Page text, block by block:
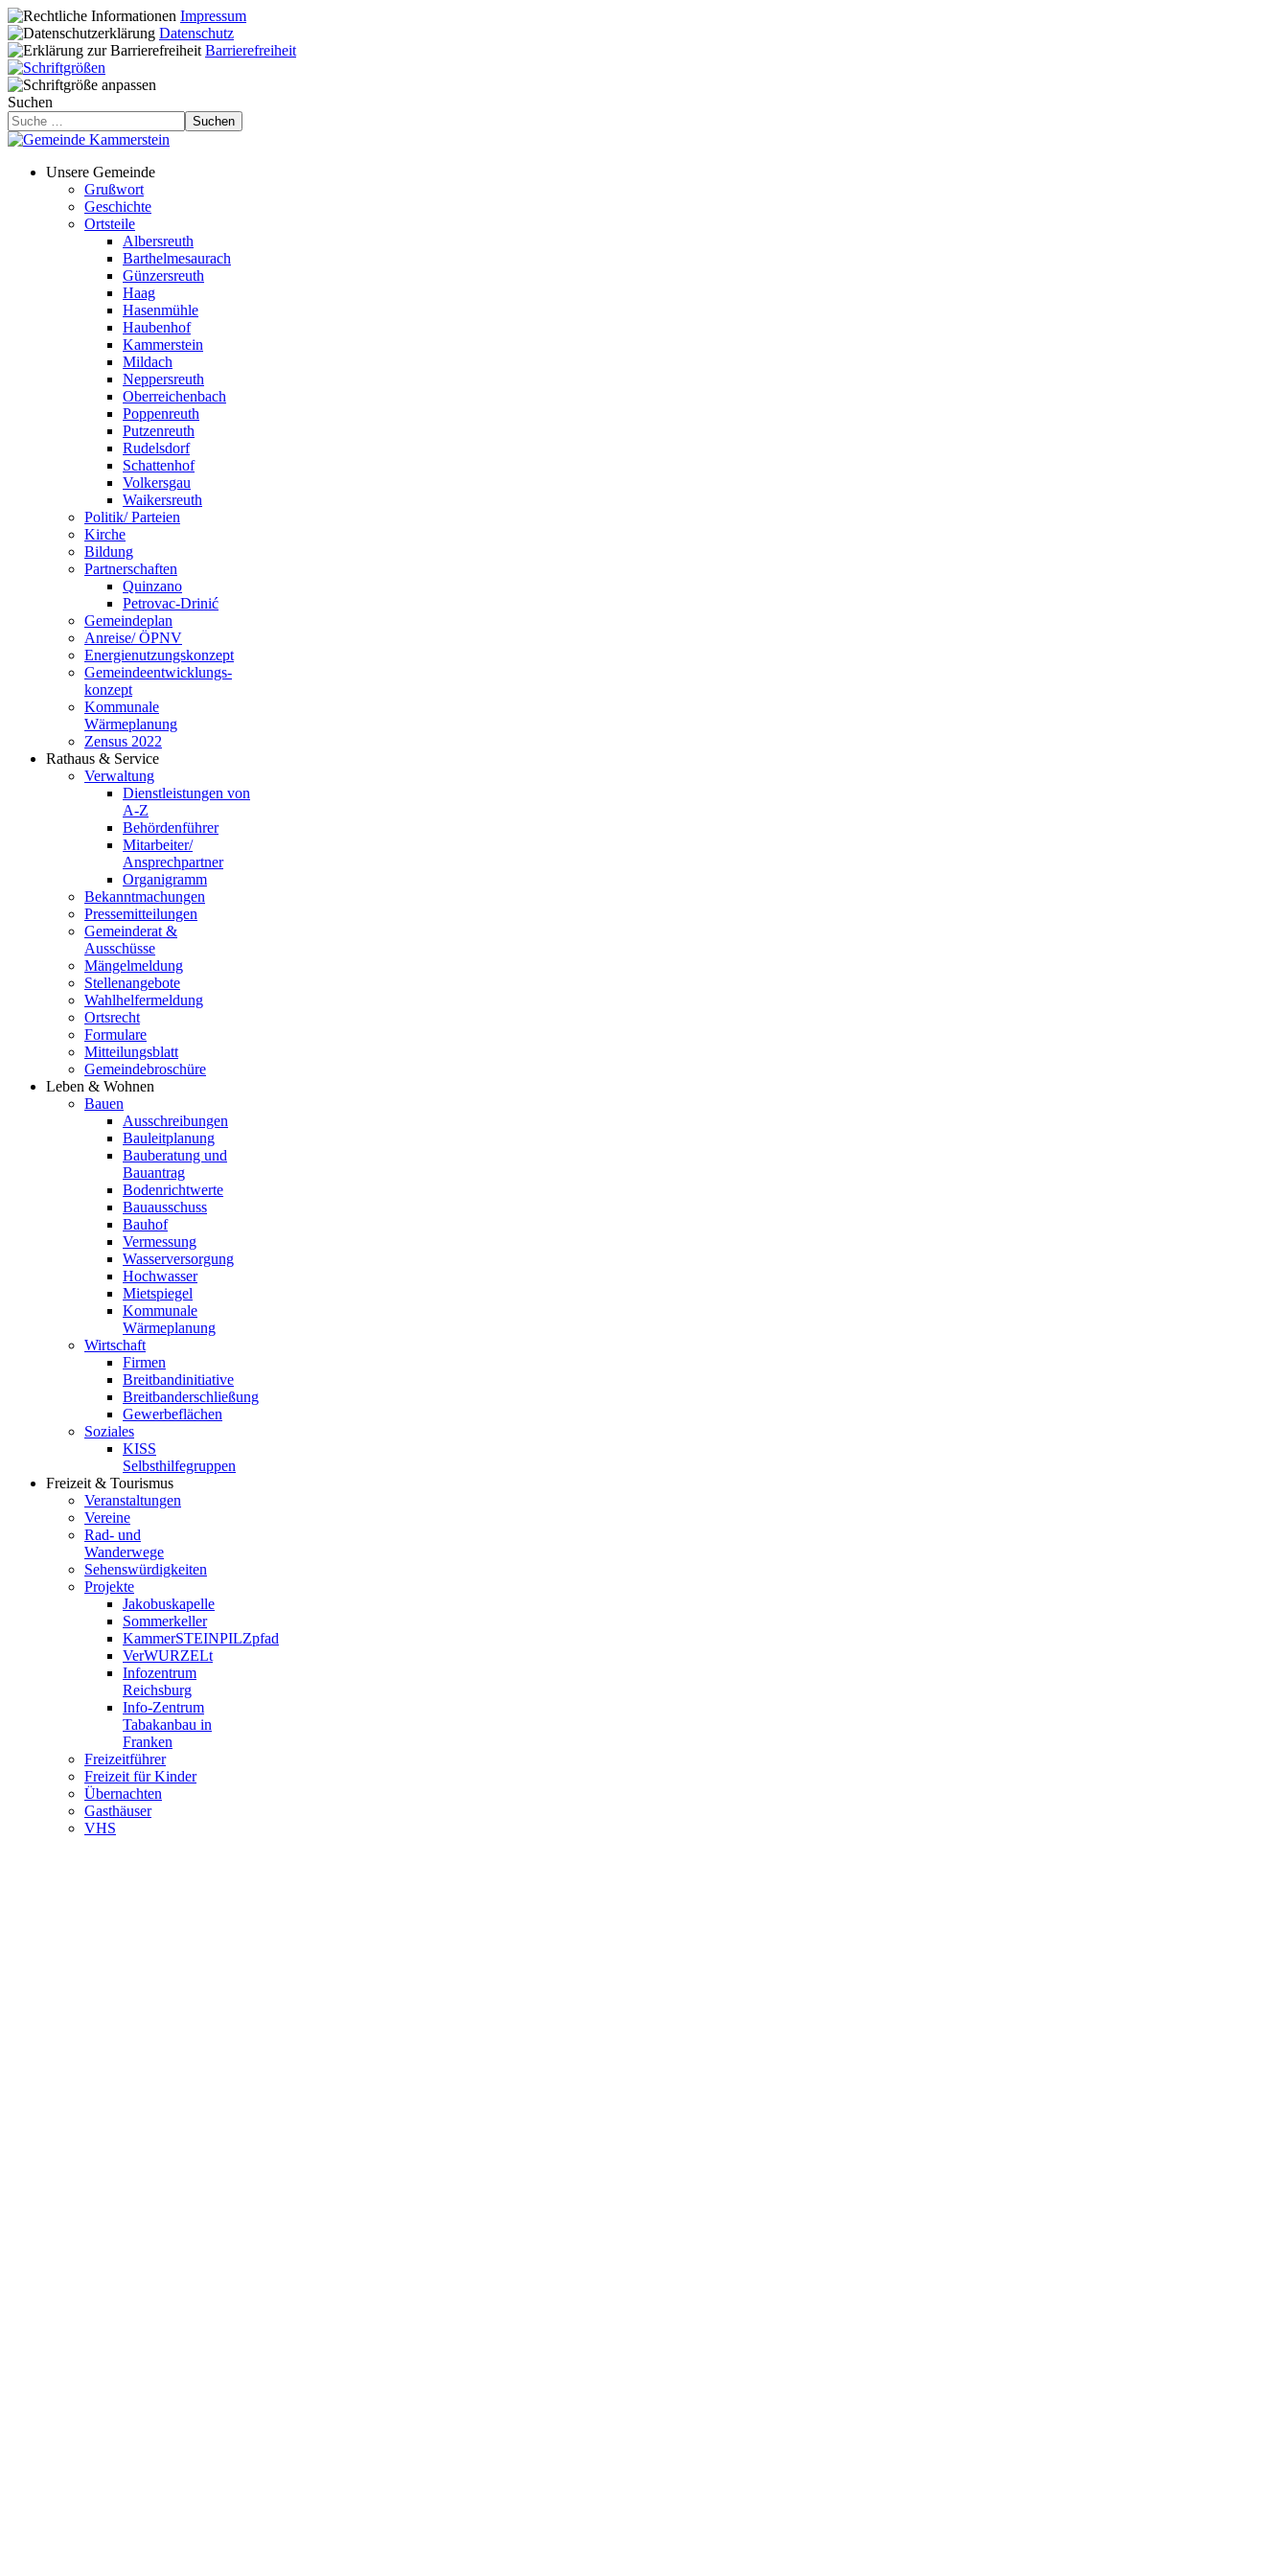
Impressum
Datenschutz
Barrierefreiheit
Suchen
Suchen
Unsere Gemeinde
Grußwort
Geschichte
Ortsteile
Albersreuth
Barthelmesaurach
Günzersreuth
Haag
Hasenmühle
Haubenhof
Kammerstein
Mildach
Neppersreuth
Oberreichenbach
Poppenreuth
Putzenreuth
Rudelsdorf
Schattenhof
Volkersgau
Waikersreuth
Politik/ Parteien
Kirche
Bildung
Partnerschaften
Quinzano
Petrovac-Drinić
Gemeindeplan
Anreise/ ÖPNV
Energienutzungskonzept
Gemeindeentwicklungs­
konzept
Kommunale
Wärmeplanung
Zensus 2022
Rathaus & Service
Verwaltung
Dienstleistungen von
A-Z
Behördenführer
Mitarbeiter/
Ansprechpartner
Organigramm
Bekanntmachungen
Pressemitteilungen
Gemeinderat &
Ausschüsse
Mängelmeldung
Stellenangebote
Wahlhelfermeldung
Ortsrecht
Formulare
Mitteilungsblatt
Gemeindebroschüre
Leben & Wohnen
Bauen
Ausschreibungen
Bauleitplanung
Bauberatung und
Bauantrag
Bodenrichtwerte
Bauausschuss
Bauhof
Vermessung
Wasserversorgung
Hochwasser
Mietspiegel
Kommunale
Wärmeplanung
Wirtschaft
Firmen
Breitbandinitiative
Breitbanderschließung
Gewerbeflächen
Soziales
KISS
Selbsthilfegruppen
Freizeit & Tourismus
Veranstaltungen
Vereine
Rad- und
Wanderwege
Sehenswürdigkeiten
Projekte
Jakobuskapelle
Sommerkeller
KammerSTEINPILZpfad
VerWURZELt
Infozentrum
Reichsburg
Info-Zentrum
Tabakanbau in
Franken
Freizeitführer
Freizeit für Kinder
Übernachten
Gasthäuser
VHS